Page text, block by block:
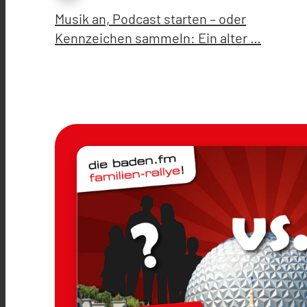
Musik an, Podcast starten – oder
Kennzeichen sammeln: Ein alter …